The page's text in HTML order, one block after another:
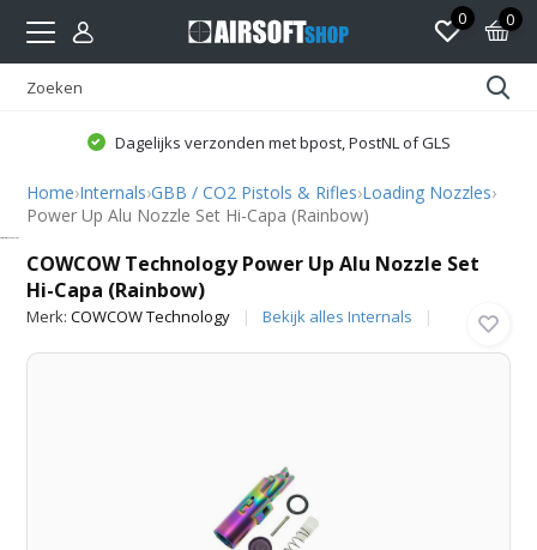
0 0
Dagelijks verzonden met bpost, PostNL of GLS
Home›Internals›GBB / CO2 Pistols & Rifles›Loading Nozzles›
Power Up Alu Nozzle Set Hi-Capa (Rainbow)
COWCOW Technology Power Up Alu Nozzle Set
Hi-Capa (Rainbow)
Merk:COWCOW Technology Bekijk alles Internals